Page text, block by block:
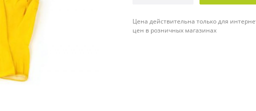
Цена действительна только для
цен в розничных магазинах